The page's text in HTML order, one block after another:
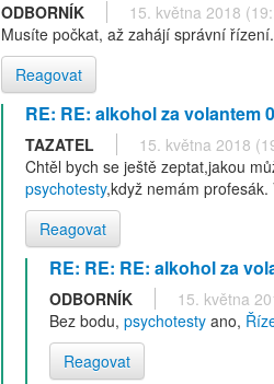
ODBORNÍK
15. května 2018
Musíte počkat, až zahájí správní řízení.
Reagovat
RE: RE: alkohol za volantem
TAZATEL
15. května 2018
Chtěl bych se ještě zeptat,jakou
psychotesty,když nemám
Reagovat
RE: RE: RE: alkohol za
ODBORNÍK
15. května
Bez bodu, psychotesty ano,
Reagovat